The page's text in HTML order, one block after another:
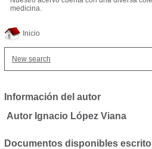
Inicio
New search
Información del autor
Autor Ignacio López Viana
Documentos disponibles
medicina.